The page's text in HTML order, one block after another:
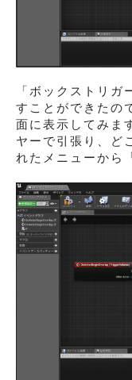
「ボックストリガ
すことができたの
面に表示してみま
ヤーで引張り、ど
れたメニューから